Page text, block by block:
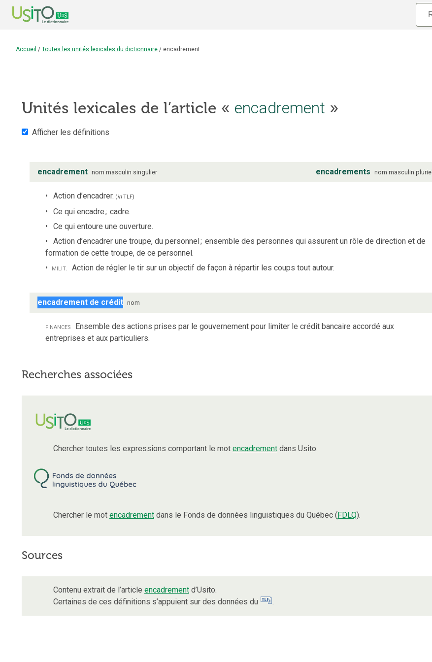
Accueil / Toutes les unités lexicales du dictionnaire / encadrement
Unités lexicales de l’article « encadrement »
Afficher les définitions
encadrement nom masculin singulier encadrements nom masculin pluriel
Action d’encadrer. (inTLF)
Ce qui encadre; cadre.
Ce qui entoure une ouverture.
Action d’encadrer une troupe, du personnel; ensemble des personnes qui assurent un rôle de direction et de
formation de cette troupe, de ce personnel.
milit. Action de régler le tir sur un objectif de façon à répartir les coups tout autour.
encadrement de crédit nom
finances Ensemble des actions prises par le gouvernement pour limiter le crédit bancaire accordé aux
entreprises et aux particuliers.
Recherches associées
Chercher toutes les expressions comportant le mot encadrement dans Usito.
Chercher le mot encadrement dans le Fonds de données linguistiques du Québec (FDLQ).
Sources
Contenu extrait de l’article encadrement d’Usito.
Certaines de ces définitions s’appuient sur des données du
.